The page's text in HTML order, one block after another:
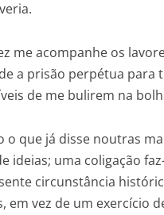
me acompanhe os
a prisão perpétua
de me bulirem na
o que já disse noutras
ideias; uma coligação
circunstância
em vez de um exercício